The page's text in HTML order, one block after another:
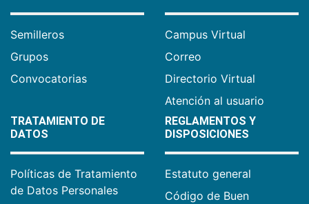
Semilleros
Grupos
Convocatorias
Campus Virtual
Correo
Directorio Virtual
Atención al usuario
TRATAMIENTO DE
DATOS
Políticas de Tratamiento
de Datos Personales
REGLAMENTOS Y
DISPOSICIONES
Estatuto general
Código de Buen